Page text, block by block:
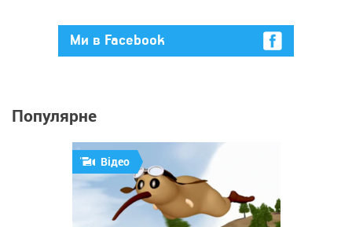
Ми в Facebook
Популярне
Відео